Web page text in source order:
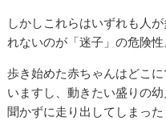
しかしこれらはいずれも人
れないのが「迷子」の危険性
歩き始めた赤ちゃんはどこ
いますし、動きたい盛りの
聞かずに走り出してしまった